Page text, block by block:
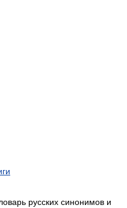
русских синонимов и